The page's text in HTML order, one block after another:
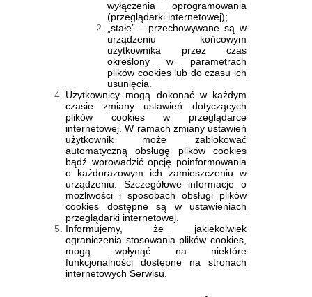
wyłączenia oprogramowania
(przeglądarki internetowej);
„stałe” - przechowywane są w
urządzeniu końcowym
użytkownika przez czas
określony w parametrach
plików cookies lub do czasu ich
usunięcia.
Użytkownicy mogą dokonać w każdym
czasie zmiany ustawień dotyczących
plików cookies w przeglądarce
internetowej. W ramach zmiany ustawień
użytkownik może zablokować
automatyczną obsługę plików cookies
bądź wprowadzić opcję poinformowania
o każdorazowym ich zamieszczeniu w
urządzeniu. Szczegółowe informacje o
możliwości i sposobach obsługi plików
cookies dostępne są w ustawieniach
przeglądarki internetowej.
Informujemy, że jakiekolwiek
ograniczenia stosowania plików cookies,
mogą wpłynąć na niektóre
funkcjonalności dostępne na stronach
internetowych Serwisu.